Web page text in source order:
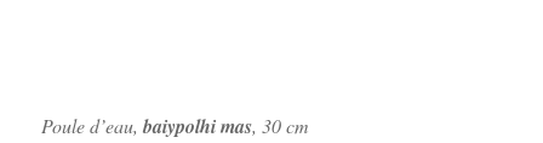
Poule d’eau,baiypolhi mas, 30 cm